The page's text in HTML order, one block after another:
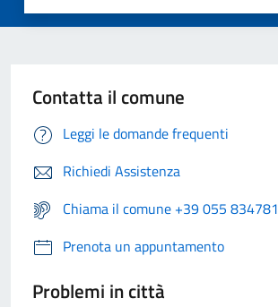
Contatta il comune
Leggi le domande frequenti
Richiedi Assistenza
Chiama il comune +39 055 834781
Prenota un appuntamento
Problemi in città